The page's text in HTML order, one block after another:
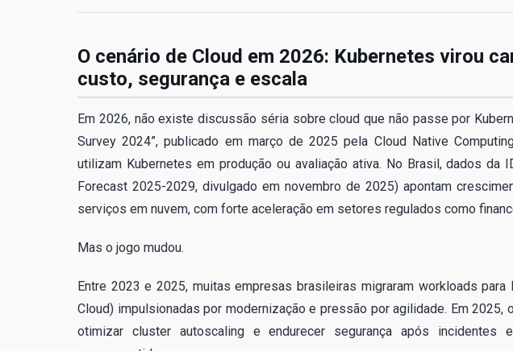
O cenário de Cloud em 2026: Kubernetes virou
custo, segurança e escala
Em 2026, não existe discussão séria sobre cloud que não passe por
Survey 2024”, publicado em março de 2025 pela Cloud Native
utilizam Kubernetes em produção ou avaliação ativa. No Brasil, dados da
Forecast 2025-2029, divulgado em novembro de 2025) apontam
serviços em nuvem, com forte aceleração em setores regulados como
Mas o jogo mudou.
Entre 2023 e 2025, muitas empresas brasileiras migraram workloads para
Cloud) impulsionadas por modernização e pressão por agilidade. Em
otimizar cluster autoscaling e endurecer segurança após incidentes